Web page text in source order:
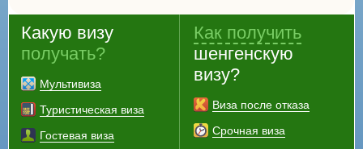
Какую визу
получать?
Мультивиза
Туристическая виза
Гостевая виза
Как получить
шенгенскую
визу?
Виза после отказа
Срочная виза